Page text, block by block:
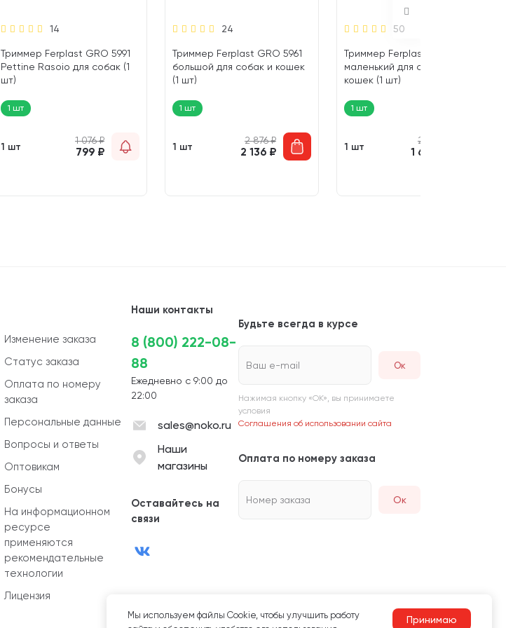
14
Триммер Ferplast GRO 5991
Pettine Rasoio для собак (1
шт)
1 шт
1 шт
1 076₽
799 ₽
24
Триммер Ferplast GRO 5961
большой для собак и кошек
(1 шт)
1 шт
1 шт
2 876₽
2 136 ₽
50
Триммер Ferplast GRO 5960
маленький для собак и
кошек (1 шт)
1 шт
1 шт
2 219
1 648
Изменение заказа
Статус заказа
Оплата по номеру
заказа
Персональные данные
Вопросы и ответы
Оптовикам
Бонусы
На информационном
ресурсе
применяются
рекомендательные
технологии
Лицензия
Наши контакты
8 (800) 222-08-
88
Ежедневно с 9:00 до
22:00
sales@noko.ru
Наши
магазины
Оставайтесь на
связи
Будьте всегда в курсе
Ваш e-mail
Нажимая кнопку «ОК», вы принимаете
условия
Соглашения об использовании сайта
Оплата по номеру заказа
Номер заказа Ок
Мы используем файлы Сookie, чтобы улучшить работу
Принимаю